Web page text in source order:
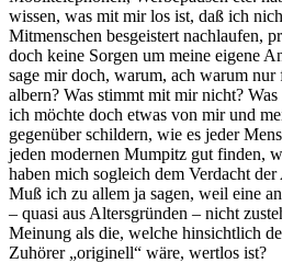
wissen, was mit mir los ist, daß ich
Mitmenschen besgeistert nachlaufen,
doch keine Sorgen um meine eigene
sage mir doch, warum, ach warum
albern? Was stimmt mit mir nicht?
ich möchte doch etwas von mir und
gegenüber schildern, wie es jeder
jeden modernen Mumpitz gut finden,
haben mich sogleich dem Verdacht der
Muß ich zu allem ja sagen, weil eine
– quasi aus Altersgründen – nicht
Meinung als die, welche hinsichtlich
Zuhörer „originell“ wäre, wertlos ist?